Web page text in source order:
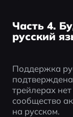
Часть 4.
русский
Поддержка
трейлерах
сообщество
на русском.